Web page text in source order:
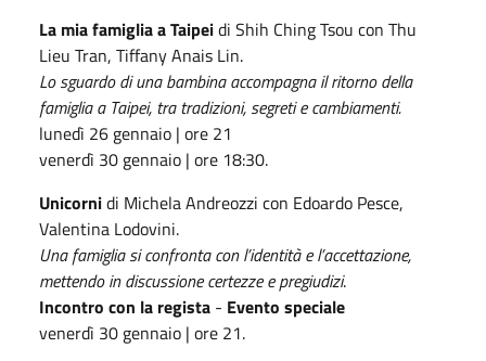
La mia famiglia a Taipeidi Shih Ching Tsou con Thu
Lieu Tran, Tiffany Anais Lin.
Lo sguardo di una bambina accompagna il ritorno della
famiglia a Taipei, tra tradizioni, segreti e cambiamenti.
lunedì 26 gennaio | ore 21
venerdì 30 gennaio | ore 18:30.
Unicornidi Michela Andreozzi con Edoardo Pesce,
Valentina Lodovini.
Una famiglia si confronta con l’identità e l’accettazione,
mettendo in discussione certezze e pregiudizi.
Incontro con la regista - Evento speciale
venerdì 30 gennaio | ore 21.